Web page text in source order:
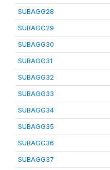
SUBAGG28
SUBAGG29
SUBAGG30
SUBAGG31
SUBAGG32
SUBAGG33
SUBAGG34
SUBAGG35
SUBAGG36
SUBAGG37